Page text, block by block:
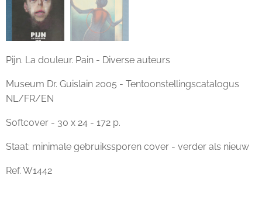
Pijn. La douleur. Pain - Diverse auteurs
Museum Dr. Guislain 2005 - Tentoonstellingscatalogus
NL/FR/EN
Softcover - 30 x 24 - 172 p.
Staat: minimale gebruikssporen cover - verder als nieuw
Ref. W1442